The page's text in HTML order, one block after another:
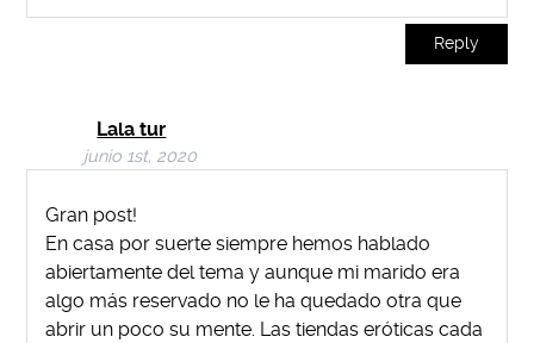
Reply
Lala tur
junio 1st, 2020
Gran post!
En casa por suerte siempre hemos hablado
abiertamente del tema y aunque mi marido era
algo más reservado no le ha quedado otra que
abrir un poco su mente. Las tiendas eróticas cada